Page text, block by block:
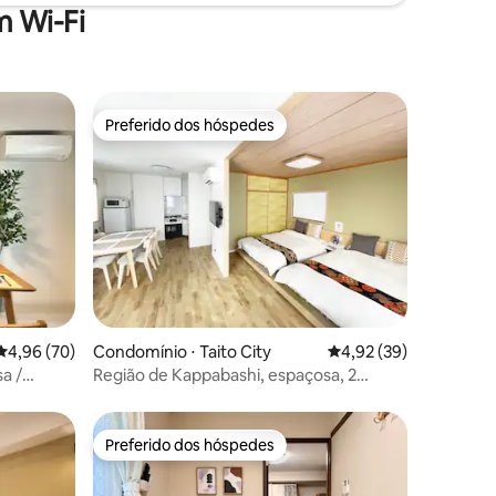
Wi-Fi
de uma avaliação média de 5, 70 avaliações
4,96 (70)
/
/
e
Preferido dos hóspedes
Preferido dos hóspedes
Condomínio ⋅ Taito City 4,92 de uma
4,92 (39)
Região de Kappabashi, espaçosa, 2
Preferido dos hóspedes
Preferido dos hóspedes